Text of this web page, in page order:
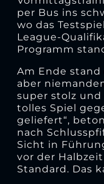
per Bus ins
wo das
League-
Programm
Am Ende stand
aber
super stolz
tolles Spiel
geliefert“,
nach
Sicht in
vor der
Standard. Das